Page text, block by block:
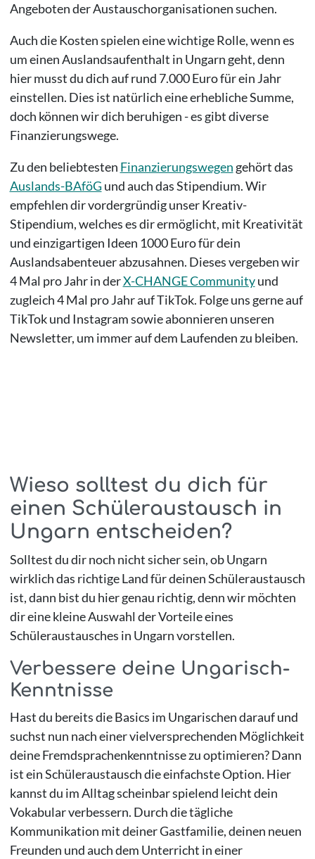
Angeboten der Austauschorganisationen suchen.
Auch die Kosten spielen eine wichtige Rolle, wenn es
um einen Auslandsaufenthalt in Ungarn geht, denn
hier musst du dich auf rund 7.000 Euro für ein Jahr
einstellen. Dies ist natürlich eine erhebliche Summe,
doch können wir dich beruhigen - es gibt diverse
Finanzierungswege.
Zu den beliebtesten Finanzierungswegengehört das
Auslands-BAföGund auch das Stipendium. Wir
empfehlen dir vordergründig unser Kreativ-
Stipendium, welches es dir ermöglicht, mit Kreativität
und einzigartigen Ideen 1000 Euro für dein
Auslandsabenteuer abzusahnen. Dieses vergeben wir
4 Mal pro Jahr in derX-CHANGE Communityund
zugleich 4 Mal pro Jahr auf TikTok. Folge uns gerne auf
TikTok und Instagram sowie abonnieren unseren
Newsletter, um immer auf dem Laufenden zu bleiben.
Wieso solltest du dich für
einen Schüleraustausch in
Ungarn entscheiden?
Solltest du dir noch nicht sicher sein, ob Ungarn
wirklich das richtige Land für deinen Schüleraustausch
ist, dann bist du hier genau richtig, denn wir möchten
dir eine kleine Auswahl der Vorteile eines
Schüleraustausches in Ungarn vorstellen.
Verbessere deine Ungarisch-
Kenntnisse
Hast du bereits die Basics im Ungarischen darauf und
suchst nun nach einer vielversprechenden Möglichkeit
deine Fremdsprachenkenntnisse zu optimieren? Dann
ist ein Schüleraustausch die einfachste Option. Hier
kannst du im Alltag scheinbar spielend leicht dein
Vokabular verbessern. Durch die tägliche
Kommunikation mit deiner Gastfamilie, deinen neuen
Freunden und auch dem Unterricht in einer